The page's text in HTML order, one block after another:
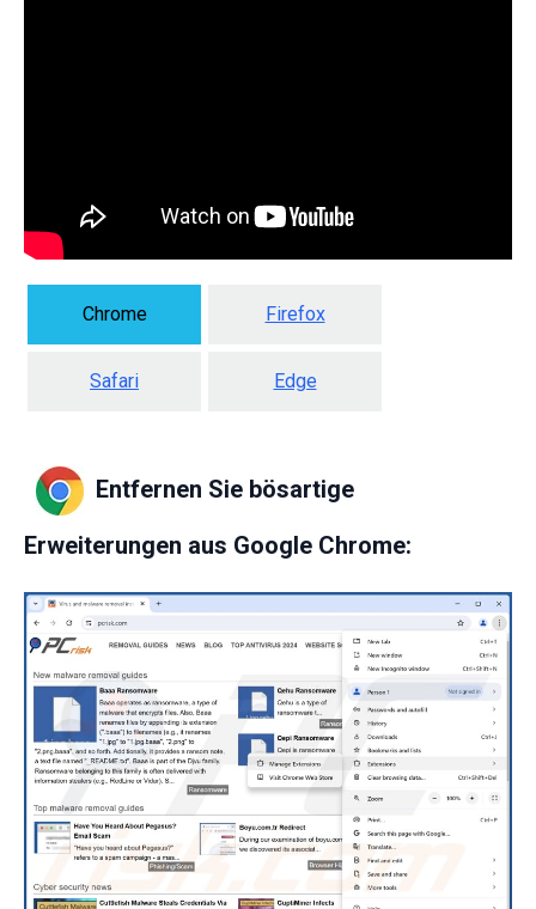
Chrome Firefox
Safari Edge
Entfernen Sie bösartige
Erweiterungen aus Google Chrome: